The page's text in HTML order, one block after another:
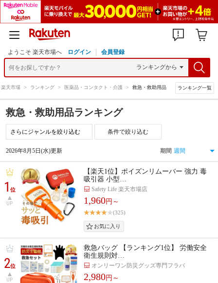
ようこそ 楽天市場へ ログイン 会員登録
楽天市場 > ランキング > 医薬品・コンタクト・介護 > 救急・救助用品 ランキング一覧
救急・救助用品ランキング
条件で絞り込む
2026年8月5日(水)更新 期間
1位
UP
【楽天1位】ポイズンリムーバー 強力 毒
吸引器 小型…
Safety Life 楽天市場店
1,960円～
(325)
2位
UP
救急バッグ 【ランキング1位】 労働安全
衛生規則対…
オンリーワン防災グッズ専門フラバ
2,980円～